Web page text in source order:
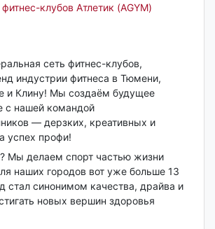
клубов Атлетик (AGYM)
сеть фитнес-клубов,
индустрии фитнеса в Тюмени,
и Клину! Мы создаём будущее
с нашей командой
— дерзких, креативных и
успех профи!
Мы делаем спорт частью жизни
наших городов вот уже больше 13
стал синонимом качества, драйва и
новых вершин здоровья